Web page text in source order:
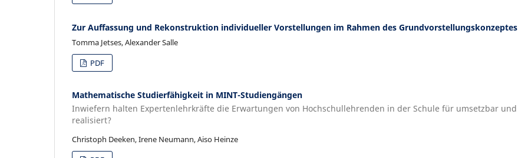
Zur Auffassung und Rekonstruktion individueller Vorstellungen im Rahmen des Grundvorstellungskonzeptes
Tomma Jetses, Alexander Salle
PDF
Mathematische Studierfähigkeit in MINT-Studiengängen
Inwiefern halten Expertenlehrkräfte die Erwartungen von Hochschullehrenden in der Schule für umsetzbar und
realisiert?
Christoph Deeken, Irene Neumann, Aiso Heinze